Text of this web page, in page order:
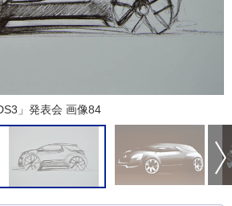
」発表会 画像84